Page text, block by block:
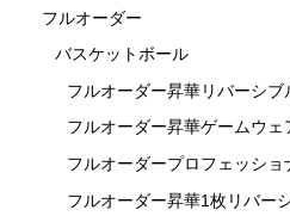
フルオーダー
バスケットボール
フルオーダー昇華リバーシブ
フルオーダー昇華ゲームウェ
フルオーダープロフェッシ
フルオーダー昇華1枚リバー